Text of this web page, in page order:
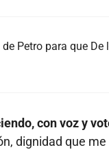
Petro para que
con voz y
dignidad que